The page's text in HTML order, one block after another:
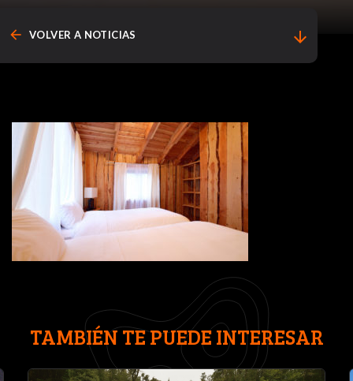
arrow_back VOLVER A NOTICIAS arrow_downward
TAMBIÉN TE PUEDE INTERESAR